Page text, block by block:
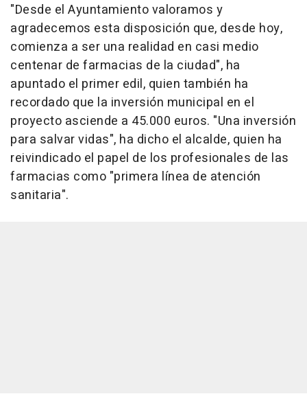
"Desde el Ayuntamiento valoramos y
agradecemos esta disposición que, desde hoy,
comienza a ser una realidad en casi medio
centenar de farmacias de la ciudad", ha
apuntado el primer edil, quien también ha
recordado que la inversión municipal en el
proyecto asciende a 45.000 euros. "Una inversión
para salvar vidas", ha dicho el alcalde, quien ha
reivindicado el papel de los profesionales de las
farmacias como "primera línea de atención
sanitaria".